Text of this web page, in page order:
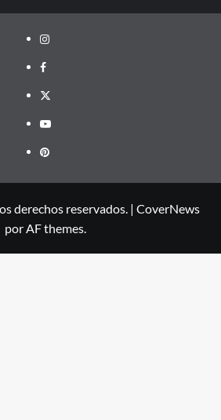
Instagram
facebook
twitter
youtube
pinterest
derechos reservados. | CoverNews
por AF themes.